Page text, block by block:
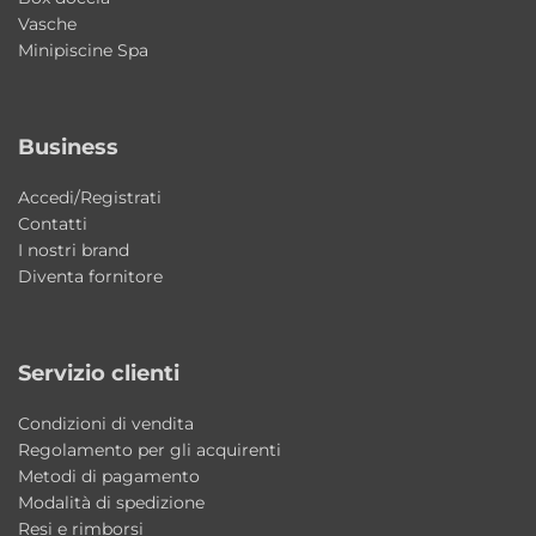
pratici cassetti sospesi disponibili in varie
misure e finiture moderne, ideali per
elegante.
Apertura cassetti push/pull
I cassetti sospesi disponibili per la collezione
Radici sono dotati di pratica apertura
comodità nell’utilizzo quotidiano.
Dotazione
Staffe di fissaggio incluse per i piani
d’appoggio e cassetti.
Vasche
Minipiscine Spa
Business
Accedi/Registrati
Contatti
I nostri brand
Diventa fornitore
Servizio clienti
Condizioni di vendita
Regolamento per gli acquirenti
Metodi di pagamento
Modalità di spedizione
Resi e rimborsi